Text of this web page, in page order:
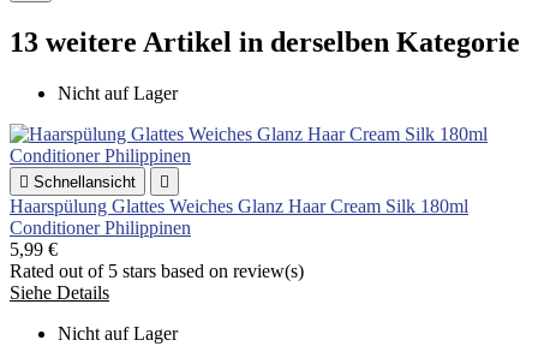
13 weitere Artikel in derselben Kategorie
Nicht auf Lager
 Schnellansicht 
Haarspülung Glattes Weiches Glanz Haar Cream Silk 180ml
Conditioner Philippinen
5,99 €
Rated out of 5 stars based on review(s)
Siehe Details
Nicht auf Lager